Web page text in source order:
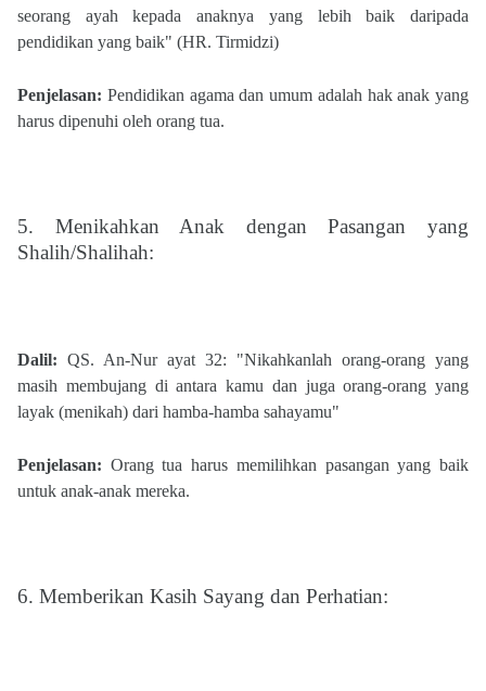
seorang ayah kepada anaknya yang lebih baik daripada
pendidikan yang baik" (HR. Tirmidzi)​
Penjelasan: Pendidikan agama dan umum adalah hak anak yang
harus dipenuhi oleh orang tua.
5. Menikahkan Anak dengan Pasangan yang
Shalih/Shalihah:
Dalil: QS. An-Nur ayat 32: "Nikahkanlah orang-orang yang
masih membujang di antara kamu dan juga orang-orang yang
layak (menikah) dari hamba-hamba sahayamu"​
Penjelasan: Orang tua harus memilihkan pasangan yang baik
untuk anak-anak mereka.
6. Memberikan Kasih Sayang dan Perhatian: